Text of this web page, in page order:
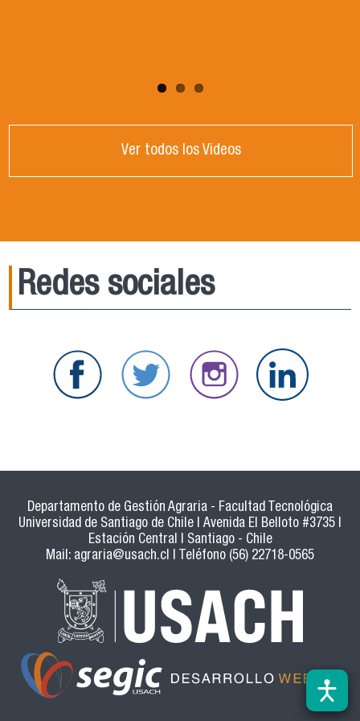
Ver todos los Videos
Redes sociales
Departamento de Gestión Agraria - Facultad Tecnológica
Universidad de Santiago de Chile | Avenida El Belloto #3735 |
Estación Central | Santiago - Chile
Mail: agraria@usach.cl | Teléfono (56) 22718-0565